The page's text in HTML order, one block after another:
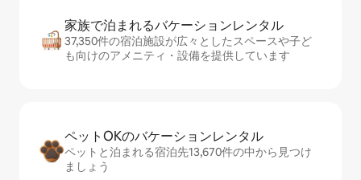
家族で泊まれるバ⁠ケ⁠ー⁠シ⁠ョ⁠ンレ⁠ン⁠タ⁠ル
37,350件の宿泊施設が広々としたスペースや子ど
も向けのアメニティ・設備を提供しています
ペットOKのバ⁠ケ⁠ー⁠シ⁠ョ⁠ンレ⁠ン⁠タ⁠ル
ペットと泊まれる宿泊先13,670件の中から見つけ
ましょう